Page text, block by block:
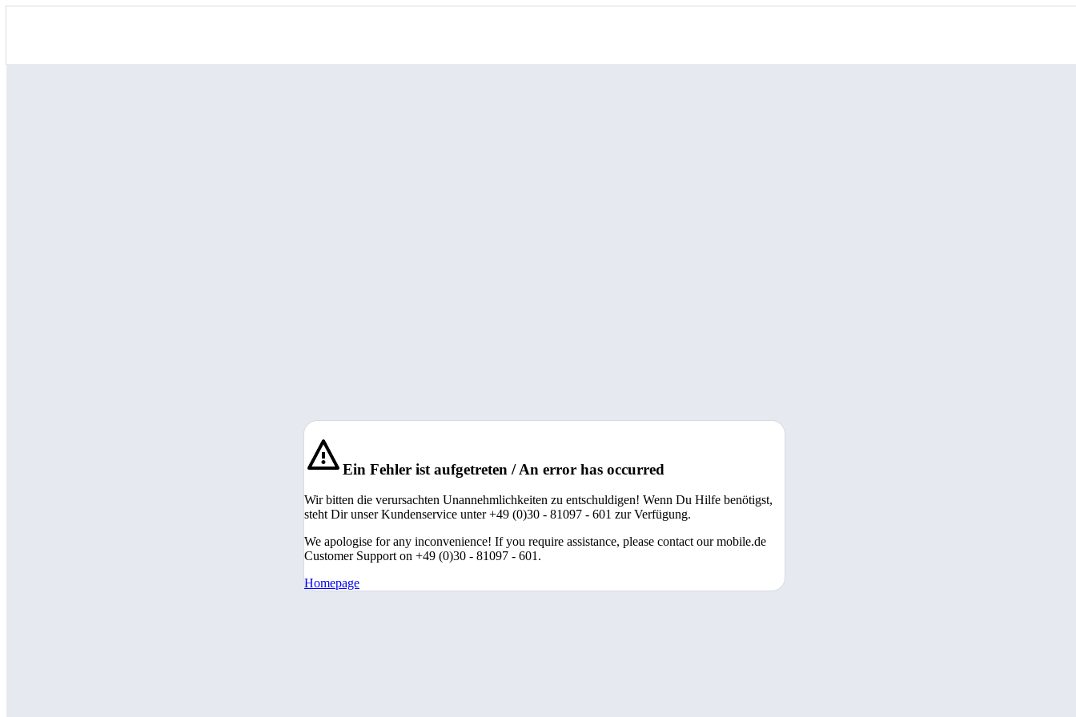
Ein Fehler ist aufgetreten / An error has occurred
Wir bitten die verursachten Unannehmlichkeiten zu entschuldigen! Wenn Du Hilfe benötigst,
steht Dir unser Kundenservice unter +49 (0)30 - 81097 - 601 zur Verfügung.
We apologise for any inconvenience! If you require assistance, please contact our mobile.de
Customer Support on +49 (0)30 - 81097 - 601.
Homepage